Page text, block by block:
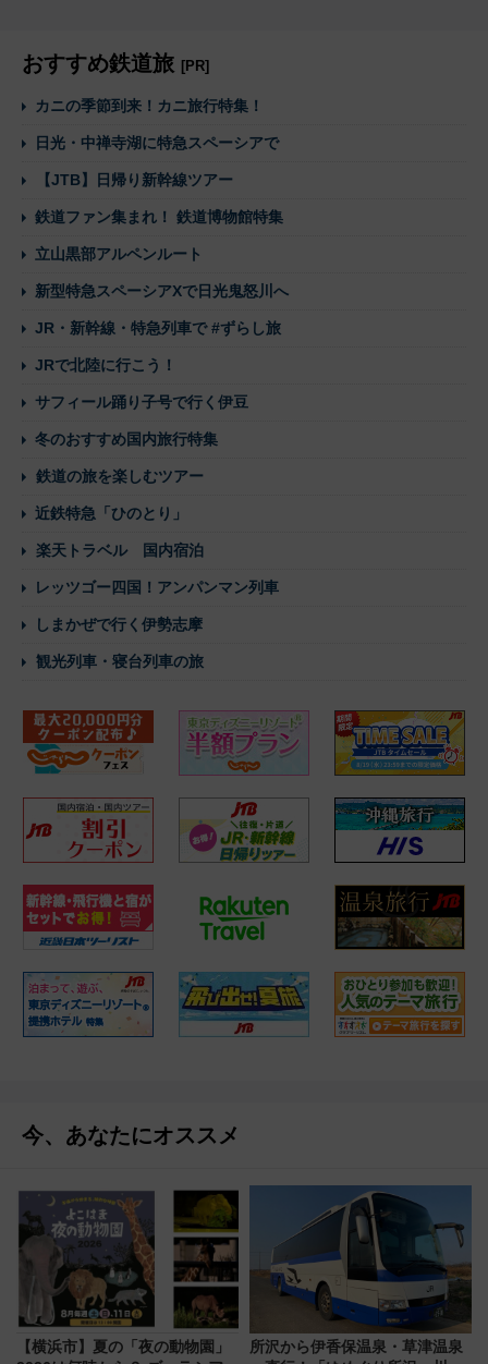
おすすめ鉄道旅 [PR]
カニの季節到来！カニ旅行特集！
日光・中禅寺湖に特急スペーシアで
【JTB】日帰り新幹線ツアー
鉄道ファン集まれ！ 鉄道博物館特集
立山黒部アルペンルート
新型特急スペーシアXで日光鬼怒川へ
JR・新幹線・特急列車で #ずらし旅
JRで北陸に行こう！
サフィール踊り子号で行く伊豆
冬のおすすめ国内旅行特集
鉄道の旅を楽しむツアー
近鉄特急「ひのとり」
楽天トラベル 国内宿泊
レッツゴー四国！アンパンマン列車
しまかぜで行く伊勢志摩
観光列車・寝台列車の旅
今、あなたにオススメ
【横浜市】夏の「夜の動物園」
所沢から伊香保温泉・草津温泉